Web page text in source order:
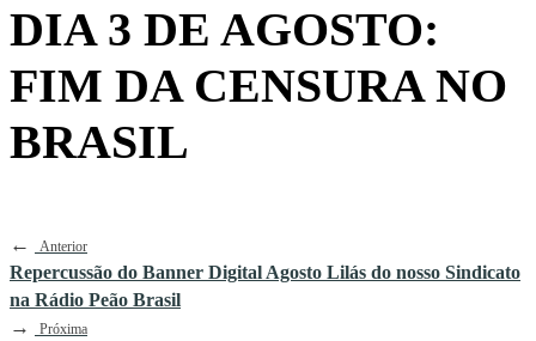
DIA 3 DE AGOSTO:
FIM DA CENSURA NO
BRASIL
← Anterior
Repercussão do Banner Digital Agosto Lilás do nosso Sindicato
na Rádio Peão Brasil
→ Próxima